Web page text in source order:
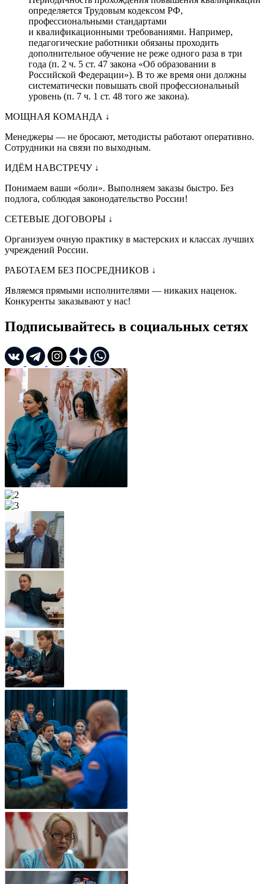
определяется Трудовым кодексом РФ,
профессиональными стандартами
и квалификационными требованиями. Например,
педагогические работники обязаны проходить
дополнительное обучение не реже одного раза в три
года (п. 2 ч. 5 ст. 47 закона «Об образовании в
Российской Федерации»). В то же время они должны
систематически повышать свой профессиональный
уровень (п. 7 ч. 1 ст. 48 того же закона).
МОЩНАЯ КОМАНДА ↓
Менеджеры — не бросают, методисты работают оперативно.
Сотрудники на связи по выходным.
ИДЁМ НАВСТРЕЧУ ↓
Понимаем ваши «боли». Выполняем заказы быстро. Без
подлога, соблюдая законодательство России!
СЕТЕВЫЕ ДОГОВОРЫ ↓
Организуем очную практику в мастерских и классах лучших
учреждений России.
РАБОТАЕМ БЕЗ ПОСРЕДНИКОВ ↓
Являемся прямыми исполнителями — никаких наценок.
Конкуренты заказывают у нас!
Подписывайтесь в социальных сетях